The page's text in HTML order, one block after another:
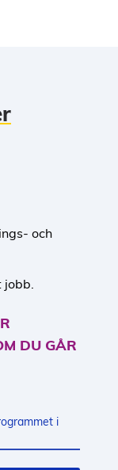
och
jobb.
DU GÅR
i